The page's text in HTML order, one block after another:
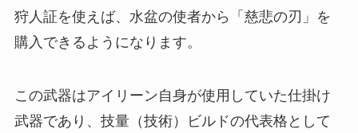
狩人証を使えば、水盆の使者から「慈悲の刃」を
購入できるようになります。
この武器はアイリーン自身が使用していた仕掛け
武器であり、技量（技術）ビルドの代表格として